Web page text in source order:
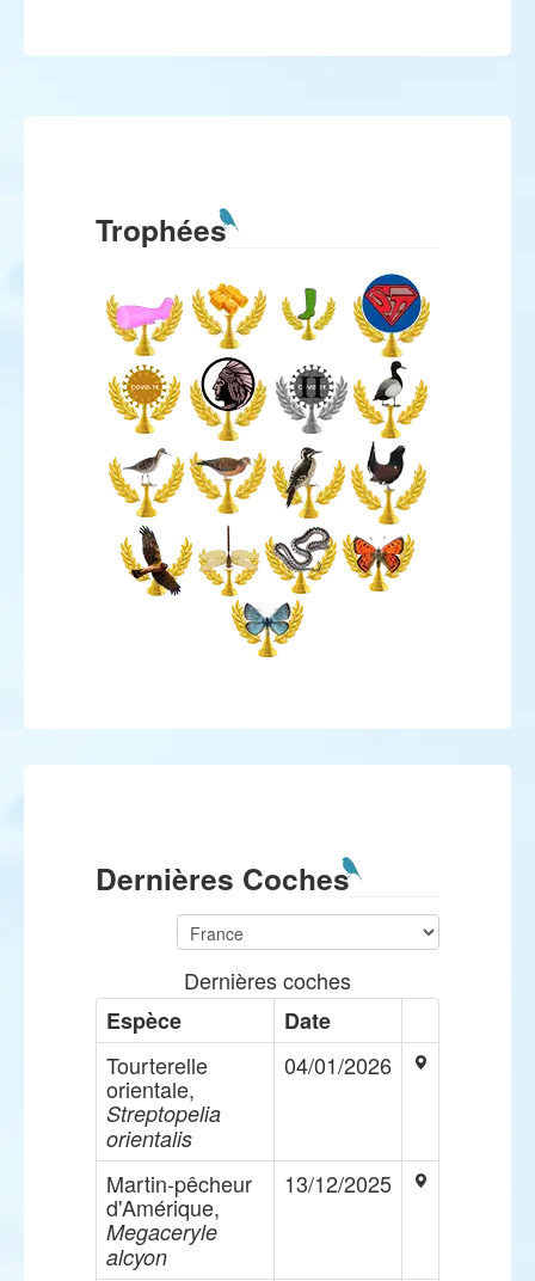
Trophées
Dernières Coches
Dernières coches
Espèce
Date
Tourterelle
orientale,
Streptopelia
orientalis
04/01/2026
Martin-pêcheur
d'Amérique,
Megaceryle
alcyon
13/12/2025